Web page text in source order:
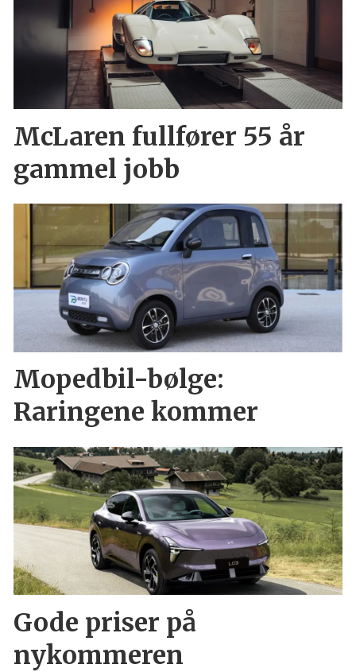
McLaren fullfører 55 år
gammel jobb
Mopedbil-bølge:
Raringene kommer
Gode priser på
nykommeren